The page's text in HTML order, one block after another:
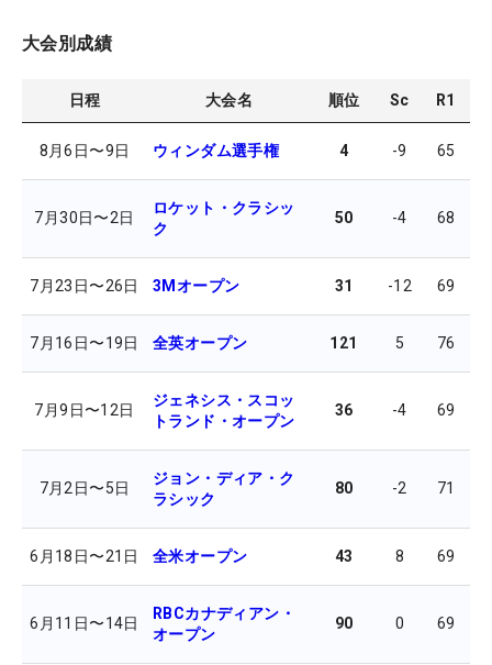
大会別成績
日程 大会名 順位 Sc R1
8月6日〜9日 ウィンダム選手権 4 -9 65
7月30日〜2日
ロケット・クラシッ
ク
50 -4 68
7月23日〜26日 3Mオープン 31 -12 69
7月16日〜19日 全英オープン 121 5 76
7月9日〜12日
ジェネシス・スコッ
トランド・オープン
36 -4 69
7月2日〜5日
ジョン・ディア・ク
ラシック
80 -2 71
6月18日〜21日 全米オープン 43 8 69
6月11日〜14日
RBCカナディアン・
オープン
90 0 69